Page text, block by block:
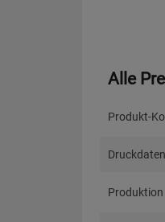
Alle
Produkt-